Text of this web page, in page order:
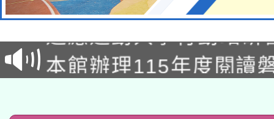
招)
適應運動共學行動站研
本館辦理115年度閱讀